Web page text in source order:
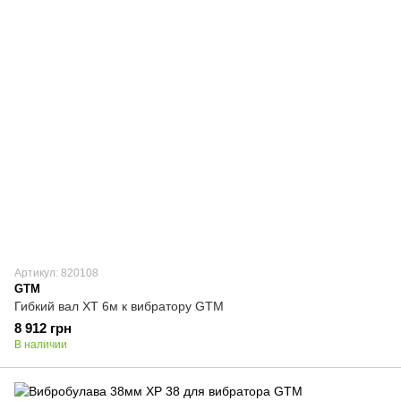
Артикул: 820108
GTM
Гибкий вал XT 6м к вибратору GTM
8 912 грн
В наличии